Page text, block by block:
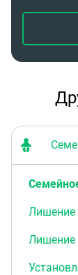
Лишение
Лишение